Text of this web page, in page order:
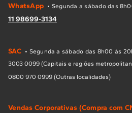
WhatsApp • Segunda a sábado das
11 98699-3134
SAC • Segunda a sábado das 8h00 às
3003 0099 (Capitais e regiões
0800 970 0999 (Outras localidades)
Vendas Corporativas (Compra com